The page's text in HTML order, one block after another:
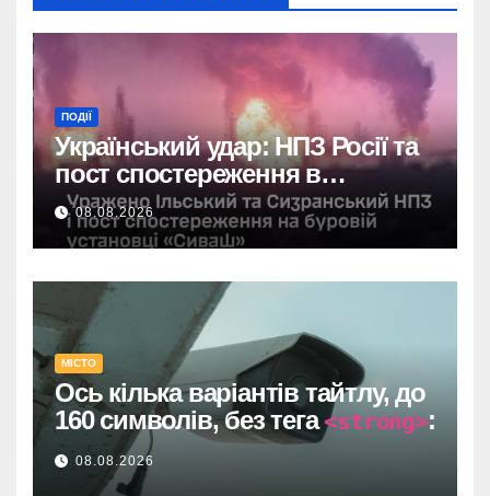
ПОДІЇ
Український удар: НПЗ Росії та
пост спостереження в
Чорному морі вражені.
08.08.2026
МІСТО
Ось кілька варіантів тайтлу, до
160 символів, без тега<strong>:
Один прямий договір на 735
08.08.2026